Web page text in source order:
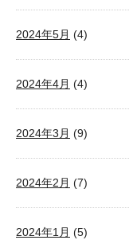
2024年5月 (4)
2024年4月 (4)
2024年3月 (9)
2024年2月 (7)
2024年1月 (5)